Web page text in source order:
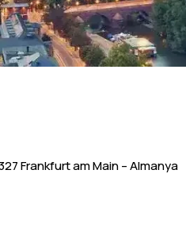
Frankfurt am Main – Almanya